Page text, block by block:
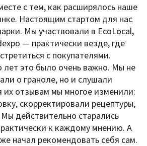
с тем, как расширялось наше
Настоящим стартом для нас
Мы участвовали в EcoLocal,
— практически везде, где
с покупателями.
лет это было очень важно. Мы не
о граноле, но и слушали
отзывам мы многое изменили:
скорректировали рецептуры,
действительно старались
к каждому мнению. А
начал рекомендовать себя сам.